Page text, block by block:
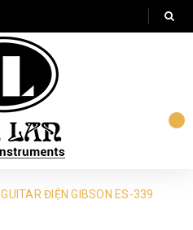
GUITAR ĐIỆN GIBSON ES-339